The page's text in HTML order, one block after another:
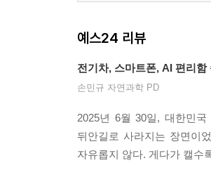
예스24 리뷰
전기차, 스마트폰, AI 편리
손민규 자연과학 PD
2025년 6월 30일, 대한민
뒤안길로 사라지는 장면이
자유롭지 않다. 게다가 캘수